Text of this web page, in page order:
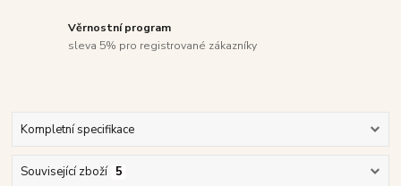
Věrnostní program
sleva 5% pro registrované zákazníky
Kompletní specifikace
Související zboží 5